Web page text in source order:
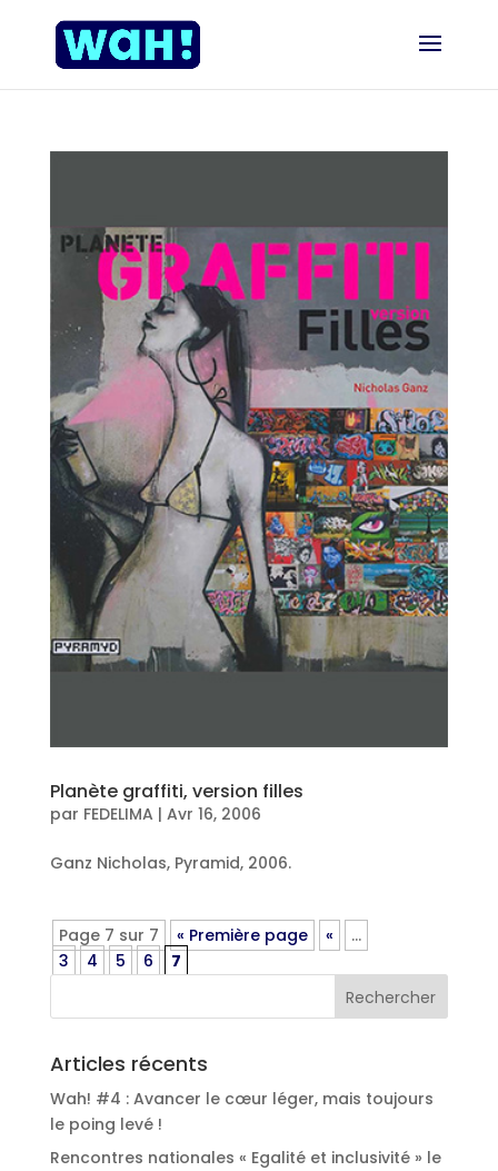
Planète graffiti, version filles
par FEDELIMA | Avr 16, 2006
Ganz Nicholas, Pyramid, 2006.
Page 7 sur 7 « Première page «
…
3
4 5 6 7
Articles récents
Wah! #4 : Avancer le cœur léger, mais toujours
le poing levé !
Rencontres nationales « Egalité et inclusivité » le